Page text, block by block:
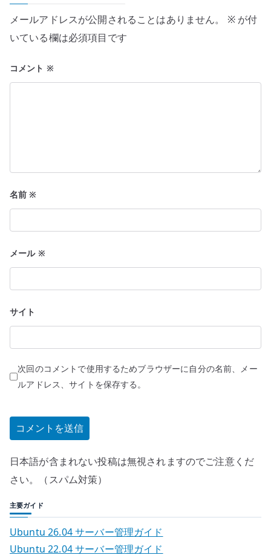
シ
ョ
ン
メールアドレスが公開されることはありません。 ※が付
いている欄は必須項目です
コメント ※
名前※
メール ※
サイト
次回のコメントで使用するためブラウザーに自分の名前、メー
ルアドレス、サイトを保存する。
日本語が含まれない投稿は無視されますのでご注意くだ
さい。（スパム対策）
主要ガイド
Ubuntu 26.04 サーバー管理ガイド
Ubuntu 22.04 サーバー管理ガイド